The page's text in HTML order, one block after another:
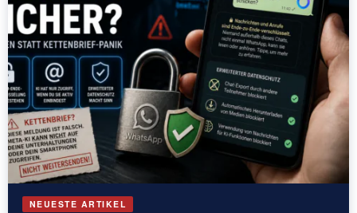
NEUESTE ARTIKEL